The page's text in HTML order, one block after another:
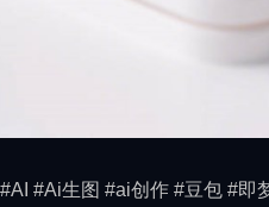
#Ai生图 #ai创作 #豆包 #即